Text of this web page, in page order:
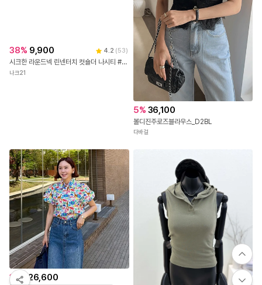
5% 36,100
볼디진주로즈블라우스_D2BL
다바걸
10% 26,600